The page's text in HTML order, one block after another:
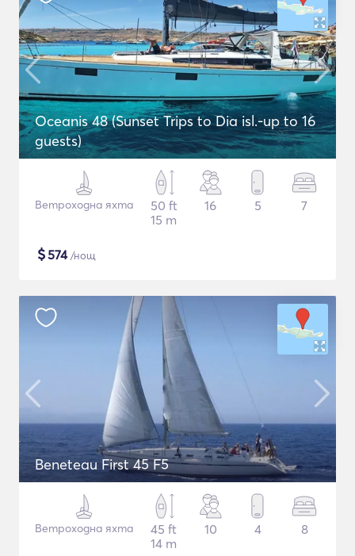
Oceanis 48 (Sunset Trips to Dia isl.-up to 16
guests)
Ветроходна яхта
50 ft
15 m
16 5 7
$574/нощ
Beneteau First 45 F5
Ветроходна яхта
45 ft
14 m
10 4 8